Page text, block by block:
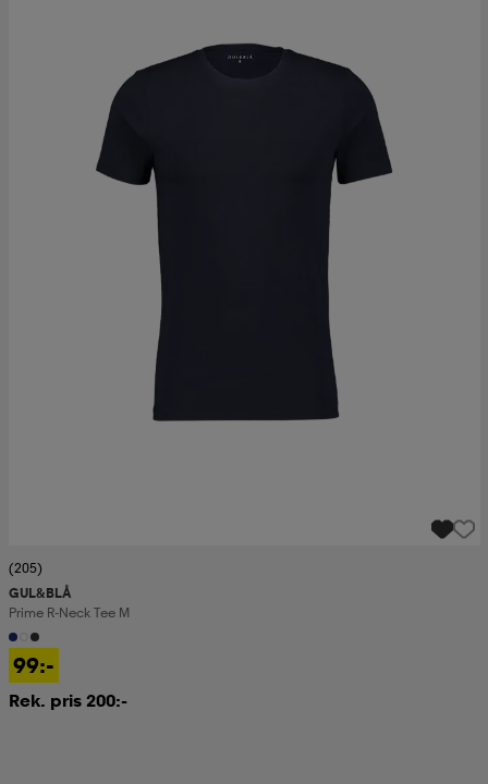
(205)
GUL&BLÅ
Prime R-Neck Tee M
99:-
Rek. pris 200:-